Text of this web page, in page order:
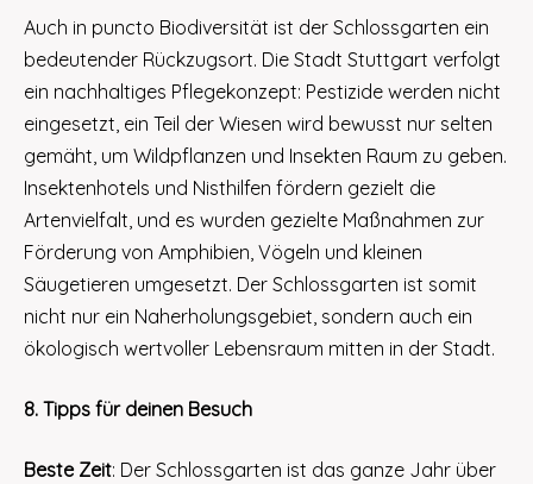
Auch in puncto Biodiversität ist der Schlossgarten ein
bedeutender Rückzugsort. Die Stadt Stuttgart verfolgt
ein nachhaltiges Pflegekonzept: Pestizide werden nicht
eingesetzt, ein Teil der Wiesen wird bewusst nur selten
gemäht, um Wildpflanzen und Insekten Raum zu geben.
Insektenhotels und Nisthilfen fördern gezielt die
Artenvielfalt, und es wurden gezielte Maßnahmen zur
Förderung von Amphibien, Vögeln und kleinen
Säugetieren umgesetzt. Der Schlossgarten ist somit
nicht nur ein Naherholungsgebiet, sondern auch ein
ökologisch wertvoller Lebensraum mitten in der Stadt.
8. Tipps für deinen Besuch
Beste Zeit: Der Schlossgarten ist das ganze Jahr über